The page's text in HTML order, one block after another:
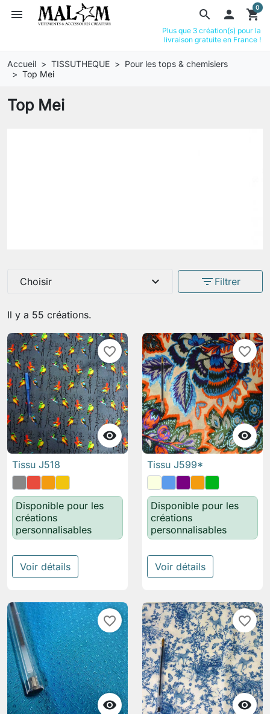
search
menu  shopping_cart
0
Plus que 3 création(s) pour la
livraison gratuite en France !
Accueil TISSUTHEQUE
Pour les tops & chemisiers
Top Mei
Top Mei
Il y a 55 créations.
Choisir expand_more filter_list Filtrer

favorite_border
Tissu J518
Disponible pour les
créations
personnalisables
Voir détails

favorite_border
Tissu J599*
Disponible pour les
créations
personnalisables
Voir détails

favorite_border

favorite_border